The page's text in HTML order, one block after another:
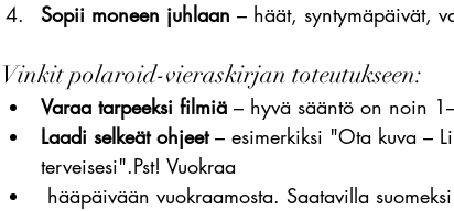
Sopii moneen juhlaan – häät, syntymäpäivät,
Vinkit polaroid-vieraskirjan toteutukseen:
Varaa tarpeeksi filmiä – hyvä sääntö on noin
Laadi selkeät ohjeet – esimerkiksi "Ota kuva –
terveisesi".Pst! Vuokraa
hääpäivään vuokraamosta. Saatavilla